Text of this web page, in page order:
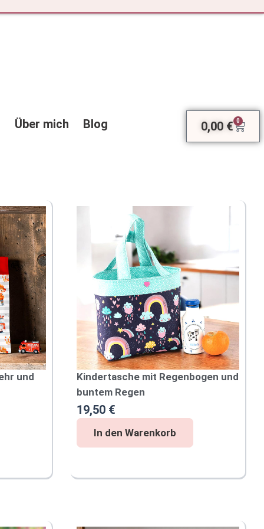
Über mich Blog 0,00 € 0
und
Kindertasche mit Regenbogen und
buntem Regen
19,50 €
i
e
s
In den Warenkorb